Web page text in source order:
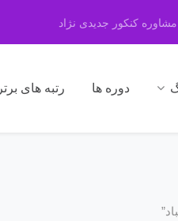
کنکور جدیدی نژاد
دوره ها رتبه های برتر